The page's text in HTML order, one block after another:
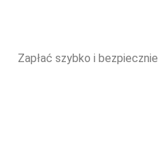
Zapłać szybko i